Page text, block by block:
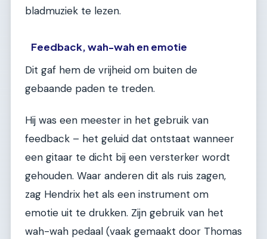
bladmuziek te lezen.
Feedback, wah-wah en emotie
Dit gaf hem de vrijheid om buiten de
gebaande paden te treden.
Hij was een meester in het gebruik van
feedback – het geluid dat ontstaat wanneer
een gitaar te dicht bij een versterker wordt
gehouden. Waar anderen dit als ruis zagen,
zag Hendrix het als een instrument om
emotie uit te drukken. Zijn gebruik van het
wah-wah pedaal (vaak gemaakt door Thomas